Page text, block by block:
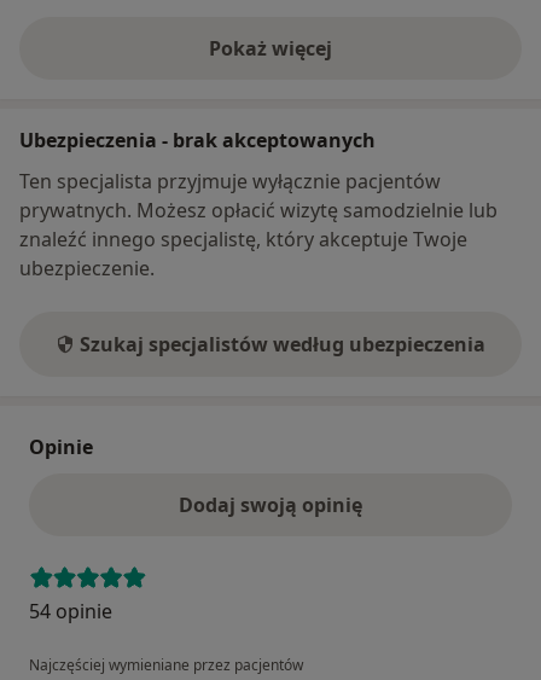
Pokaż więcej
o adresie
Ubezpieczenia - brak akceptowanych
Ten specjalista przyjmuje wyłącznie pacjentów
prywatnych. Możesz opłacić wizytę samodzielnie lub
znaleźć innego specjalistę, który akceptuje Twoje
ubezpieczenie.
Szukaj specjalistów według ubezpieczenia
Opinie
Dodaj swoją opinię
54 opinie
Najczęściej wymieniane przez pacjentów